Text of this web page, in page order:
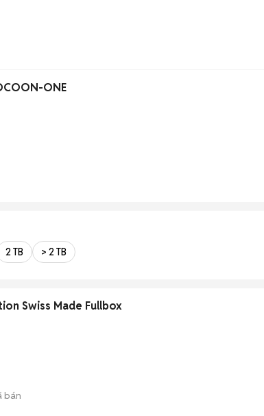
ONE
2 TB > 2 TB
Swiss Made Fullbox
bán